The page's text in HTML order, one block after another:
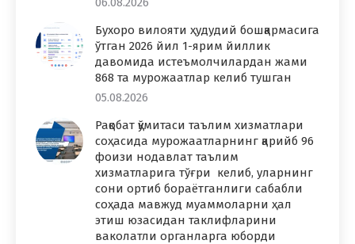
Бухоро вилояти ҳудудий бошқармасига
ўтган 2026 йил 1-ярим йиллик
давомида истеъмолчилардан жами
868 та мурожаатлар келиб тушган
05.08.2026
Рақобат қўмитаси таълим хизматлари
соҳасида мурожаатларнинг қарийб 96
фоизи нодавлат таълим
хизматларига тўғри келиб, уларнинг
сони ортиб бораётганлиги сабабли
соҳада мавжуд муаммоларни ҳал
этиш юзасидан таклифларини
ваколатли органларга юборди